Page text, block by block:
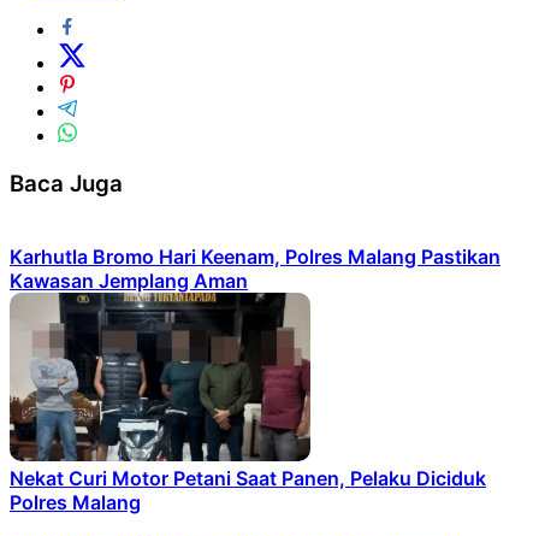
Baca Juga
Karhutla Bromo Hari Keenam, Polres Malang Pastikan
Kawasan Jemplang Aman
Nekat Curi Motor Petani Saat Panen, Pelaku Diciduk
Polres Malang